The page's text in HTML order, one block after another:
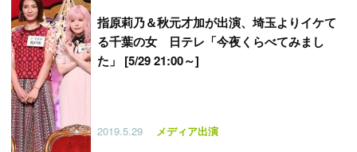
指原莉乃＆秋元才加が出演、埼玉よりイケて
る千葉の女 日テレ「今夜くらべてみまし
た」 [5/29 21:00～]
2019.5.29 メディア出演